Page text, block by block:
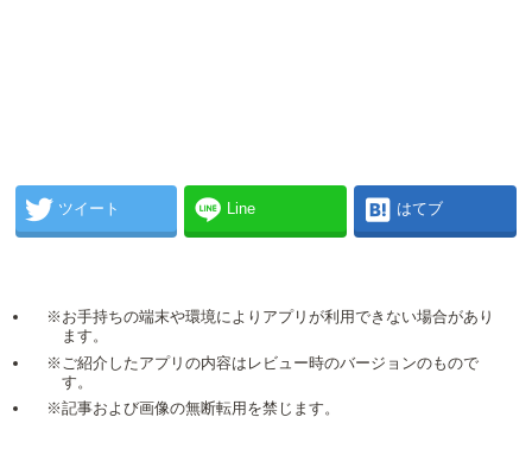
ツイート Line はてブ
※お手持ちの端末や環境によりアプリが利用できない場合があり
ます。
※ご紹介したアプリの内容はレビュー時のバージョンのもので
す。
※記事および画像の無断転用を禁じます。